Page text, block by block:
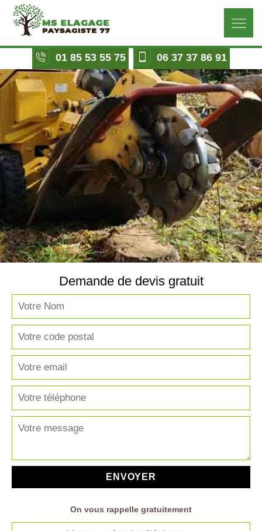
01 85 53 55 75 06 37 37 86 91
Demande de devis gratuit
On vous rappelle gratuitement